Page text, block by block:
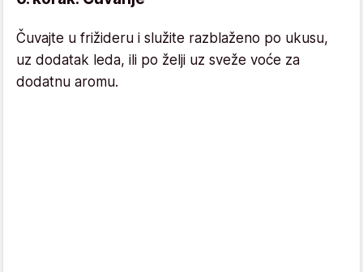
Čuvajte u frižideru i služite razblaženo po ukusu,
uz dodatak leda, ili po želji uz sveže voće za
dodatnu aromu.